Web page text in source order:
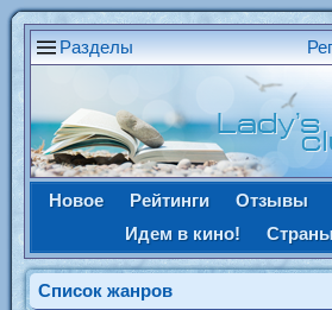
Разделы
Новое Рейтинги Отзывы
Идем в кино!
Список жанров